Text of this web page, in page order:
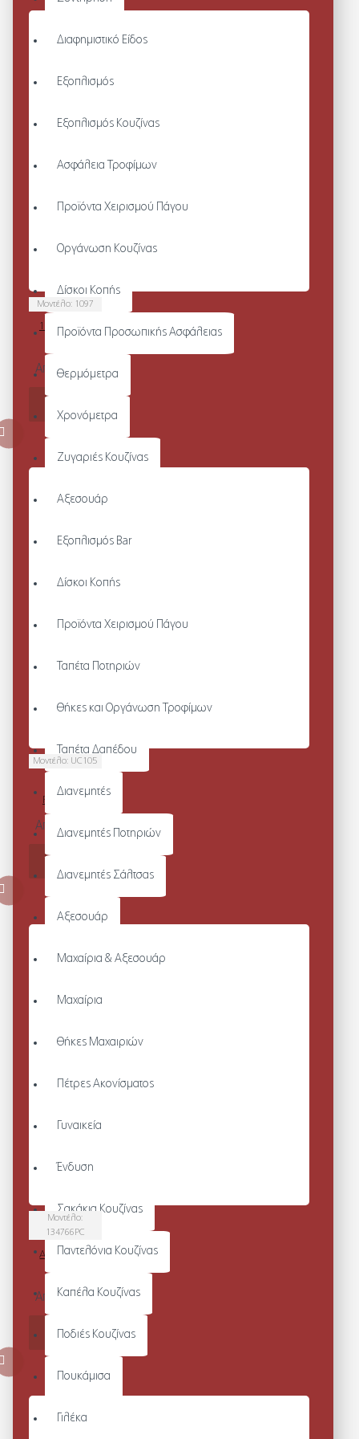
Διαφημιστικό Είδος
Εξοπλισμός
Εξοπλισμός Κουζίνας
Ασφάλεια Τροφίμων
Προϊόντα Χειρισμού Πάγου
Οργάνωση Κουζίνας
Δίσκοι Κοπής
Προϊόντα Προσωπικής Ασφάλειας
Θερμόμετρα
Χρονόμετρα
Ζυγαριές Κουζίνας
Αξεσουάρ
Εξοπλισμός Bar
Δίσκοι Κοπής
Προϊόντα Χειρισμού Πάγου
Ταπέτα Ποτηριών
Θήκες και Οργάνωση Τροφίμων
Ταπέτα Δαπέδου
Διανεμητές
Διανεμητές Ποτηριών
Διανεμητές Σάλτσας
Αξεσουάρ
Μαχαίρια & Αξεσουάρ
Μαχαίρια
Θήκες Μαχαιριών
Πέτρες Ακονίσματος
Γυναικεία
Ένδυση
Σακάκια Κουζίνας
Παντελόνια Κουζίνας
Καπέλα Κουζίνας
Ποδιές Κουζίνας
Πουκάμισα
Γιλέκα
Μοντέλο: 1097
1097-ΣΑΚΆΚΙ
Από 80,60€
Μοντέλο: UC105
POLOSHIRT
Από 13,64€
ΚΑΛΆΘΙ
Μοντέλο:
134766PC
ADVY ΠΟΔΙΑ
ΛΑΙΜΟΥ
Από 24,80€
ΚΑΛΆΘΙ